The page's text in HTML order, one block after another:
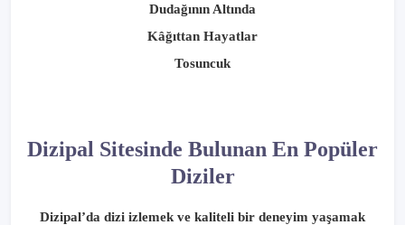
Dudağının Altında
Kâğıttan Hayatlar
Tosuncuk
Dizipal Sitesinde Bulunan En Popüler
Diziler
Dizipal’da dizi izlemek ve kaliteli bir deneyim yaşamak